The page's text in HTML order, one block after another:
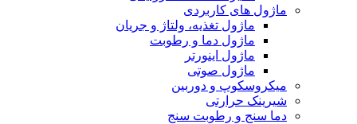
ماژول های کاربردی
ماژول تغذیه، ولتاژ و جریان
ماژول دما و رطوبت
ماژول اینورتر
ماژول صوتی
میکروسکوپ و دوربین
شیرینک حرارتی
دما سنج و رطوبت سنج